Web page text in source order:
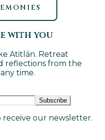
with you
Atitlán. Retreat
reflections from the
time.
Subscribe
receive our newsletter.